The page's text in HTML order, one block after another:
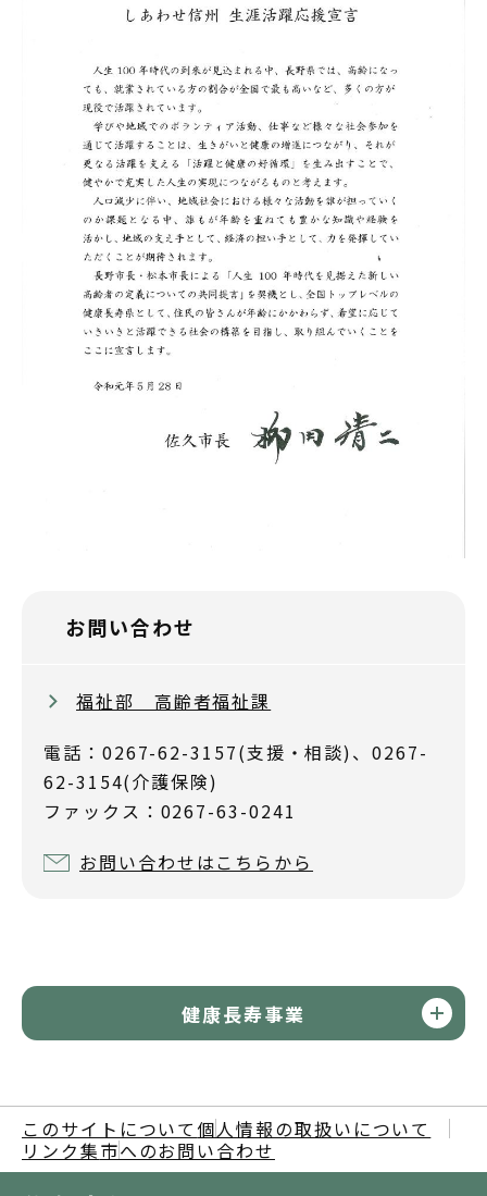
お問い合わせ
福祉部 高齢者福祉課
電話：0267-62-3157(支援・相談)、0267-
62-3154(介護保険)
ファックス：0267-63-0241
お問い合わせはこちらから
健康長寿事業
このサイトについて 個人情報の取扱いについて
リンク集市へのお問い合わせ